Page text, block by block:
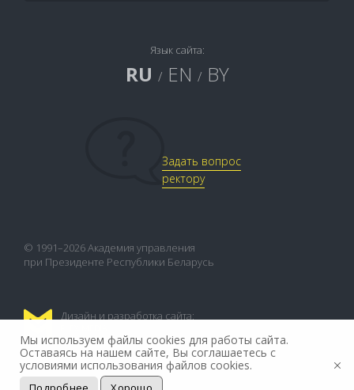
Язык сайта:
RU / EN / BY
Задать вопрос
ректору
© 1991–2026 Академия управления
при Президенте Республики Беларусь
Дизайн и разработка сайта:
Мы используем файлы cookies для работы сайта.
Оставаясь на нашем сайте, Вы соглашаетесь с
условиями использования файлов cookies.